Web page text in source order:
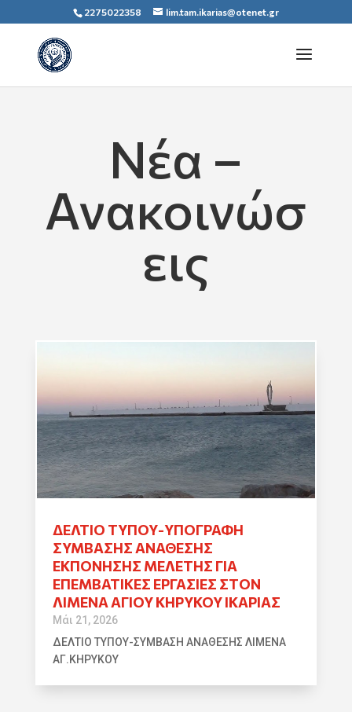
2275022358 lim.tam.ikarias@otenet.gr
Νέα –
Ανακοινώσ
εις
ΔΕΛΤΙΟ ΤΥΠΟΥ-ΥΠΟΓΡΑΦΗ
ΣΥΜΒΑΣΗΣ ΑΝΑΘΕΣΗΣ
ΕΚΠΟΝΗΣΗΣ ΜΕΛΕΤΗΣ ΓΙΑ
ΕΠΕΜΒΑΤΙΚΕΣ ΕΡΓΑΣΙΕΣ ΣΤΟΝ
ΛΙΜΕΝΑ ΑΓΙΟΥ ΚΗΡΥΚΟΥ ΙΚΑΡΙΑΣ
Μάι 21, 2026
ΔΕΛΤΙΟ ΤΥΠΟΥ-ΣΥΜΒΑΣΗ ΑΝΑΘΕΣΗΣ ΛΙΜΕΝΑ
ΑΓ.ΚΗΡΥΚΟΥ